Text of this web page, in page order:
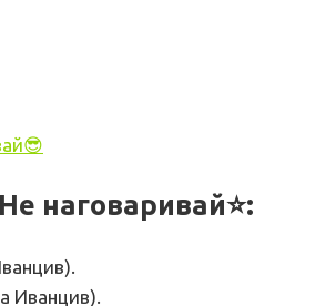
наговаривай⭐:
Иванцив).